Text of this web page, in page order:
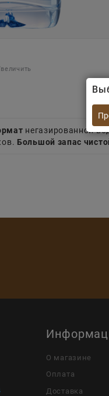
негазированной
Большой запас
О магазине
Оплата
Доставка